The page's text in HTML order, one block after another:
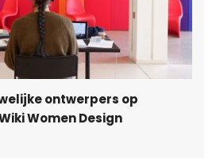
ontwerpers op
Women Design